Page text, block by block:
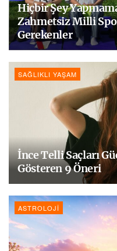
Hiçbir Şey
Zahmetsiz Milli
Gerekenler
SAĞLIKLI YAŞAM
İnce Telli Saçları
Gösteren 9 Öneri
ASTROLOJI